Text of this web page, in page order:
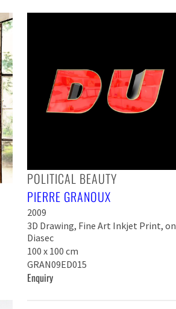
POLITICAL BEAUTY
PIERRE GRANOUX
2009
3D Drawing, Fine Art Inkjet Print, on
Diasec
100 x 100 cm
GRAN09ED015
Enquiry